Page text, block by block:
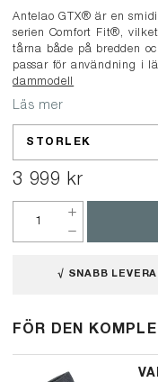
Antelao GTX® är en
serien Comfort Fit®,
tårna både på bredden
passar för användning i
dammodell
Läs mer
STORLEK
3 999 kr
√ SNABB
FÖR DEN